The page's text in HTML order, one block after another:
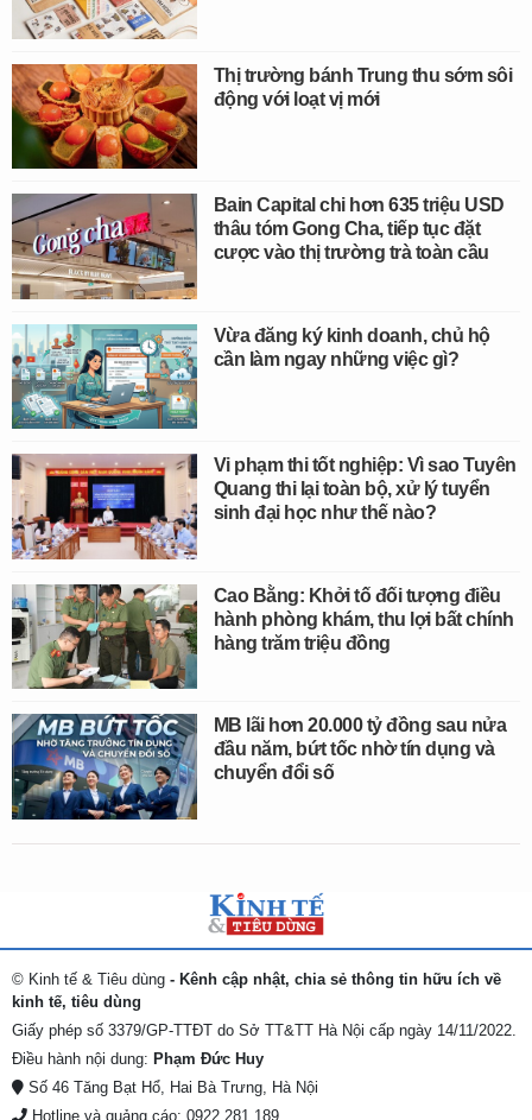
Thị trường bánh Trung thu sớm sôi
động với loạt vị mới
Bain Capital chi hơn 635 triệu USD
thâu tóm Gong Cha, tiếp tục đặt
cược vào thị trường trà toàn cầu
Vừa đăng ký kinh doanh, chủ hộ
cần làm ngay những việc gì?
Vi phạm thi tốt nghiệp: Vì sao Tuyên
Quang thi lại toàn bộ, xử lý tuyển
sinh đại học như thế nào?
Cao Bằng: Khởi tố đối tượng điều
hành phòng khám, thu lợi bất chính
hàng trăm triệu đồng
MB lãi hơn 20.000 tỷ đồng sau nửa
đầu năm, bứt tốc nhờ tín dụng và
chuyển đổi số
© Kinh tế & Tiêu dùng - Kênh cập nhật, chia sẻ thông tin hữu ích về
kinh tế, tiêu dùng
Giấy phép số 3379/GP-TTĐT do Sở TT&TT Hà Nội cấp ngày 14/11/2022.
Điều hành nội dung: Phạm Đức Huy
Số 46 Tăng Bạt Hổ, Hai Bà Trưng, Hà Nội
Hotline và quảng cáo: 0922 281 189